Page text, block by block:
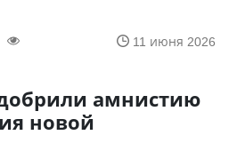
11 июня 2026
амнистию
новой